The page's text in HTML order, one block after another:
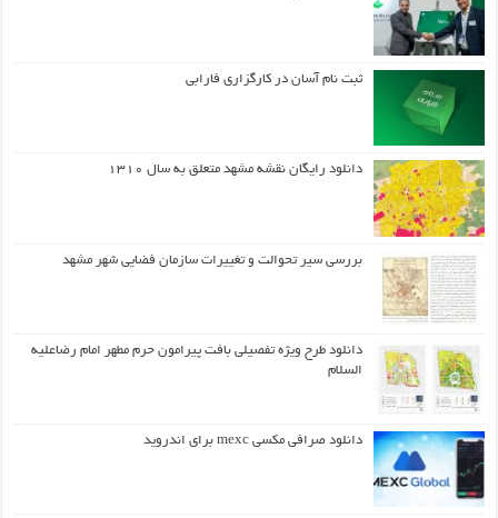
ثبت نام آسان در کارگزاری فارابی
دانلود رایگان نقشه مشهد متعلق به سال ۱۳۱۰
بررسی سیر تحوالت و تغییرات سازمان فضایی شهر مشهد
دانلود طرح ويژه تفصيلي بافت پيرامون حرم مطهر امام رضاعليه
السلام
دانلود صرافی مکسی mexc برای اندروید